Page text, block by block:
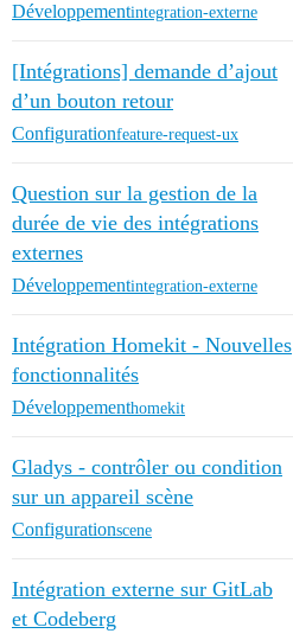
Développementintegration-externe
[Intégrations] demande d’ajout
d’un bouton retour
Configurationfeature-request-ux
Question sur la gestion de la
durée de vie des intégrations
externes
Développementintegration-externe
Intégration Homekit - Nouvelles
fonctionnalités
Développementhomekit
Gladys - contrôler ou condition
sur un appareil scène
Configurationscene
Intégration externe sur GitLab
et Codeberg